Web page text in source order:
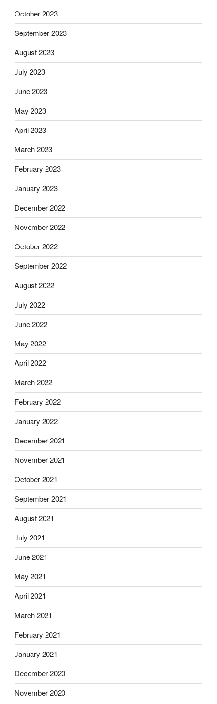
October 2023
September 2023
August 2023
July 2023
June 2023
May 2023
April 2023
March 2023
February 2023
January 2023
December 2022
November 2022
October 2022
September 2022
August 2022
July 2022
June 2022
May 2022
April 2022
March 2022
February 2022
January 2022
December 2021
November 2021
October 2021
September 2021
August 2021
July 2021
June 2021
May 2021
April 2021
March 2021
February 2021
January 2021
December 2020
November 2020